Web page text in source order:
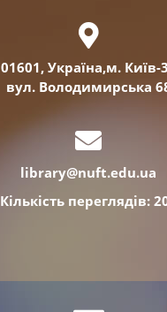
01601, Україна,м. Київ-
вул. Володимирська
library@nuft.edu.ua
Кількість переглядів: